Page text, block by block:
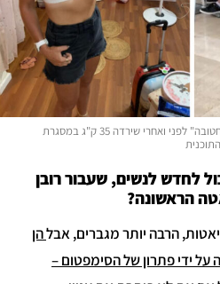
בר הורוביץ. מובילת תוכנית "אמא חטובה" לפני ואחרי שירדה 35 ק"ג במסגרת
התוכנית
לחדש לנשים, שעבור רובן
הראשונה?
הרבה יותר מגברים, אבלהן
ידי פתרון של הסימפטום –